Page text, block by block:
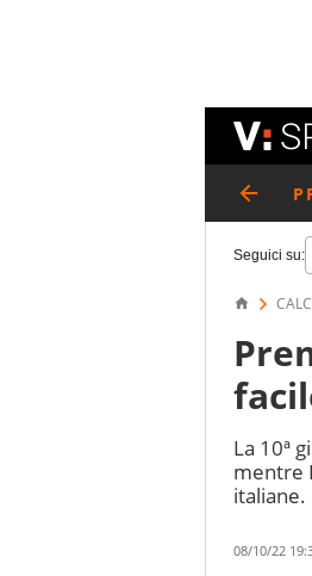
Seguici su:
La 10ª
mentre
italiane.
08/10/22